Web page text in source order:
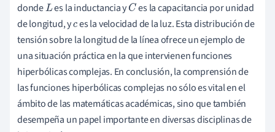
dondeLes la inductancia yC es la capacitancia por unidad
de longitud, yces la velocidad de la luz. Esta distribución de
tensión sobre la longitud de la línea ofrece un ejemplo de
una situación práctica en la que intervienen funciones
hiperbólicas complejas. En conclusión, la comprensión de
las funciones hiperbólicas complejas no sólo es vital en el
ámbito de las matemáticas académicas, sino que también
desempeña un papel importante en diversas disciplinas de